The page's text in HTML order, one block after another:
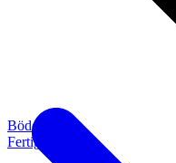
Böden
Fertigparkett